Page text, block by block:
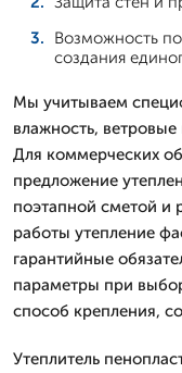
Возможность
создания
Мы учитываем
влажность,
Для коммерческих
предложение
поэтапной сметой и
работы утепление
гарантийные
параметры при
способ крепления,
Утеплитель